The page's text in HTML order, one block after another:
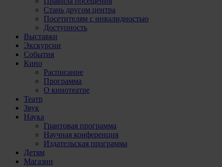
Стань другом центра
Посетителям с инвалидностью
Доступность
Выставки
Экскурсии
События
Кино
Расписание
Программа
О кинотеатре
Театр
Звук
Наука
Грантовая программа
Научная конференция
Издательская программа
Детям
Магазин